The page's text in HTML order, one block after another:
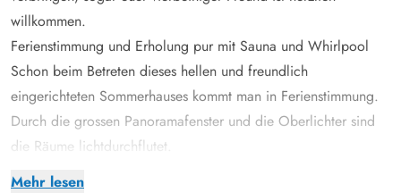
Mehr lesen
willkommen.
Ferienstimmung und Erholung pur mit Sauna und Whirlpool
Schon beim Betreten dieses hellen und freundlich
eingerichteten Sommerhauses kommt man in Ferienstimmung.
Durch die grossen Panoramafenster und die Oberlichter sind
die Räume lichtdurchflutet.
Das 1990 erbaute und laufend renovierte Haus ist